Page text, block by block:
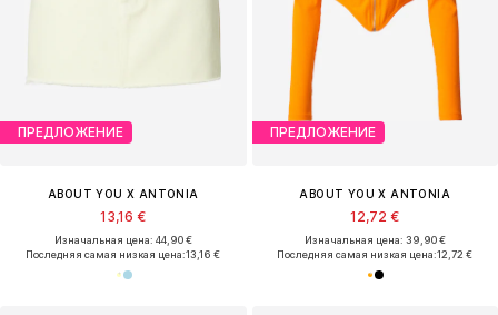
ПРЕДЛОЖЕНИЕ
ABOUT YOU X ANTONIA
13,16 €
Изначальная цена: 44,90 €
Последняя самая низкая цена:13,16 €
ПРЕДЛОЖЕНИЕ
ABOUT YOU X ANTONIA
12,72 €
Изначальная цена: 39,90 €
Последняя самая низкая цена:12,72 €